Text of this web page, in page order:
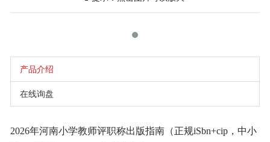
产品介绍
在线询盘
2026年河南小学教师评职称出版指南（正规iSbn+cip，中小